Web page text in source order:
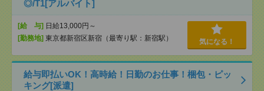
◎/T1[アルバイト]
[給 与] 日給13,000円～
[勤務地] 東京都新宿区新宿（最寄り駅：新宿駅） 気になる！
給与即払いOK！高時給！日勤のお仕事！梱包・ピッ
キング[派遣]